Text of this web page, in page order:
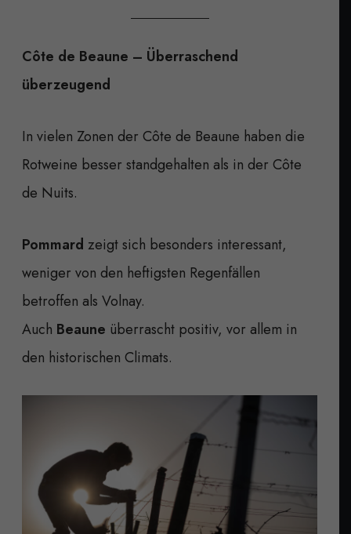
Côte de Beaune – Überraschend
überzeugend
In vielen Zonen der Côte de Beaune haben die
Rotweine besser standgehalten als in der Côte
de Nuits.
Pommard zeigt sich besonders interessant,
weniger von den heftigsten Regenfällen
betroffen als Volnay.
Auch Beaune überrascht positiv, vor allem in
den historischen Climats.